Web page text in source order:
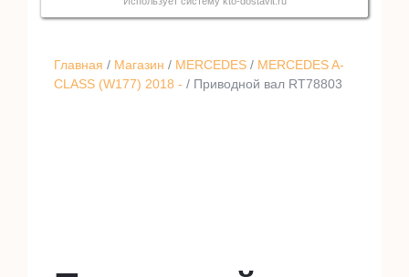
Главная / Магазин / MERCEDES / MERCEDES A-
CLASS (W177) 2018 - / Приводной вал RT78803